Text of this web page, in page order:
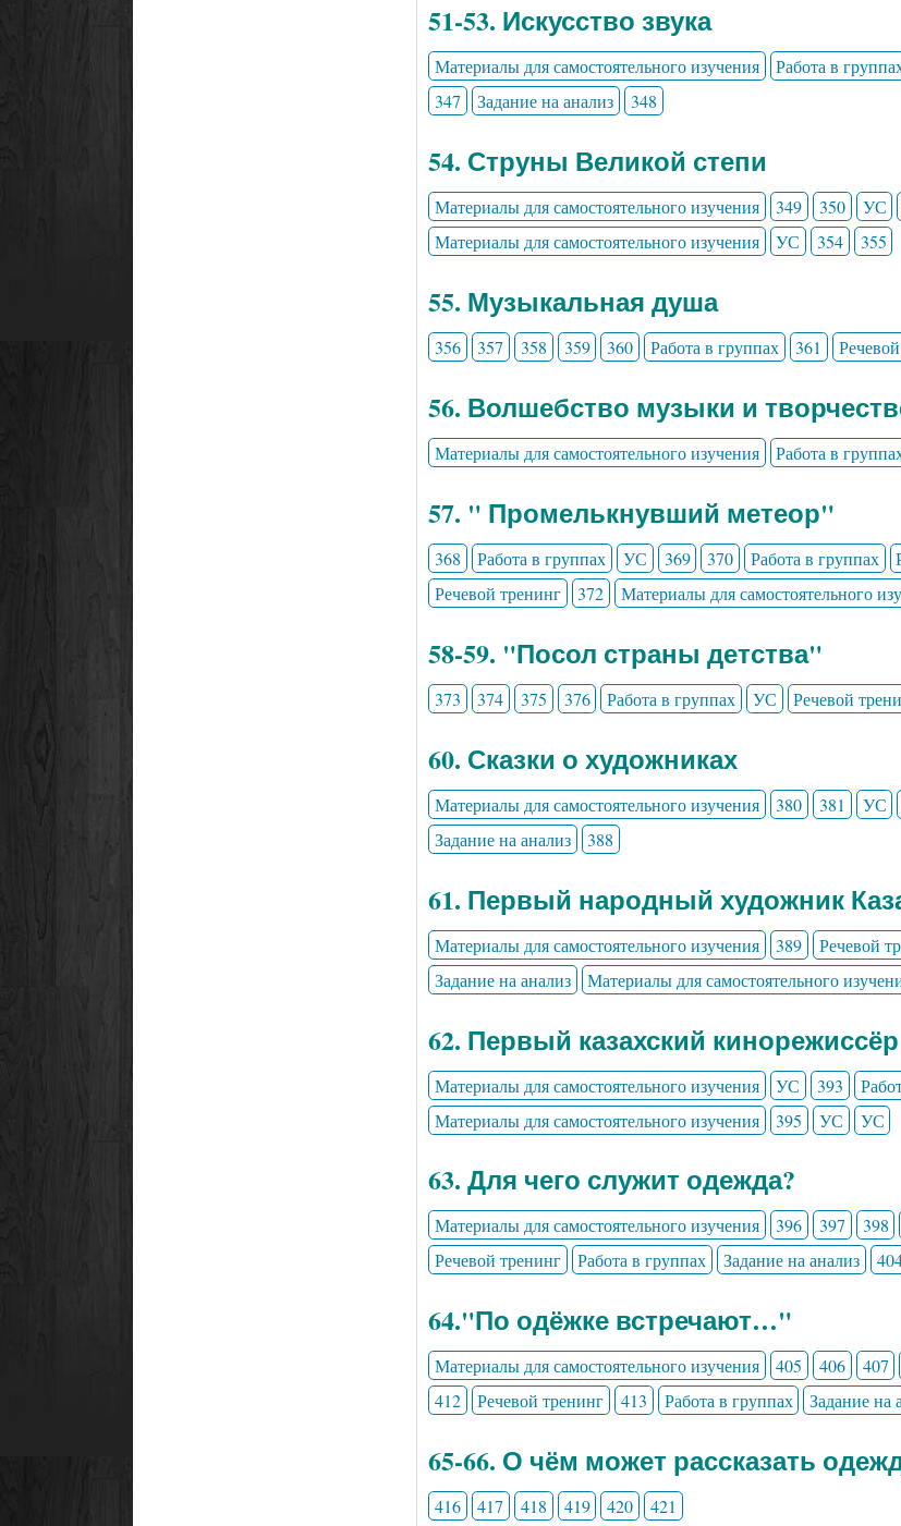
51-53. Искусство звука
Материалы для самостоятельного изучения Работа в
347
Задание на анализ 348
54. Струны Великой степи
Материалы для самостоятельного изучения 349 350 УС
Материалы для самостоятельного изучения
УС 354 355
55. Музыкальная душа
356 357 358 359 360 Работа в группах 361
56. Волшебство музыки и
Материалы для самостоятельного изучения Работа в
57. " Промелькнувший метеор"
368 Работа в группах УС 369 370 Работа в группах
Речевой тренинг
372 Материалы для самостоятельного
58-59. "Посол страны детства"
373 374 375 376 Работа в группах УС Речевой
60. Сказки о художниках
Материалы для самостоятельного изучения 380 381 УС
Задание на анализ
388
61. Первый народный художник
Материалы для самостоятельного изучения 389 Речевой
Задание на анализ
Материалы для самостоятельного
62. Первый казахский кинорежиссёр
Материалы для самостоятельного изучения УС 393
Материалы для самостоятельного изучения
395 УС УС
63. Для чего служит одежда?
Материалы для самостоятельного изучения 396 397 398
Речевой тренинг
Работа в группах Задание на анализ
64."По одёжке встречают…"
Материалы для самостоятельного изучения 405 406 407
412
Речевой тренинг 413 Работа в группах Задание на
65-66. О чём может рассказать
416 417 418 419 420 421